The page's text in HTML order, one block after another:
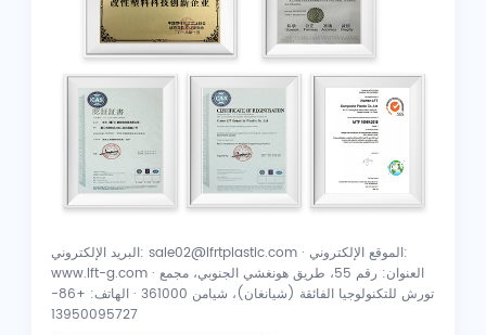
البريد الإلكتروني: sale02@lfrtplastic.com · الموقع الإلكتروني:
www.lft-g.com · العنوان: رقم 55، طريق هونغشي الجنوبي، مجمع
تورش للتكنولوجيا الفائقة (شيانغان)، شيامن 361000 · الهاتف: +86-
13950095727